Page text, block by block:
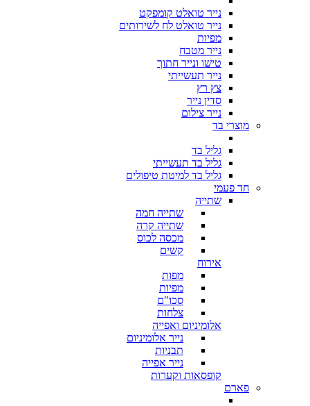
נייר טואלט קומפקט
נייר טואלט לח לשירותים
מפיות
נייר מטבח
טישו ונייר חתוך
נייר תעשייתי
צץ רץ
סדין נייר
נייר צילום
מוצרי בד
גליל בד
גליל בד תעשייתי
גליל בד למיטת טיפולים
חד פעמי
שתייה
שתייה חמה
שתייה קרה
מכסה לכוס
קשים
אירוח
מפות
מפיות
סכו"ם
צלחות
אלומיניום ואפייה
נייר אלומיניום
תבניות
נייר אפייה
קופסאות וקערות
פארם